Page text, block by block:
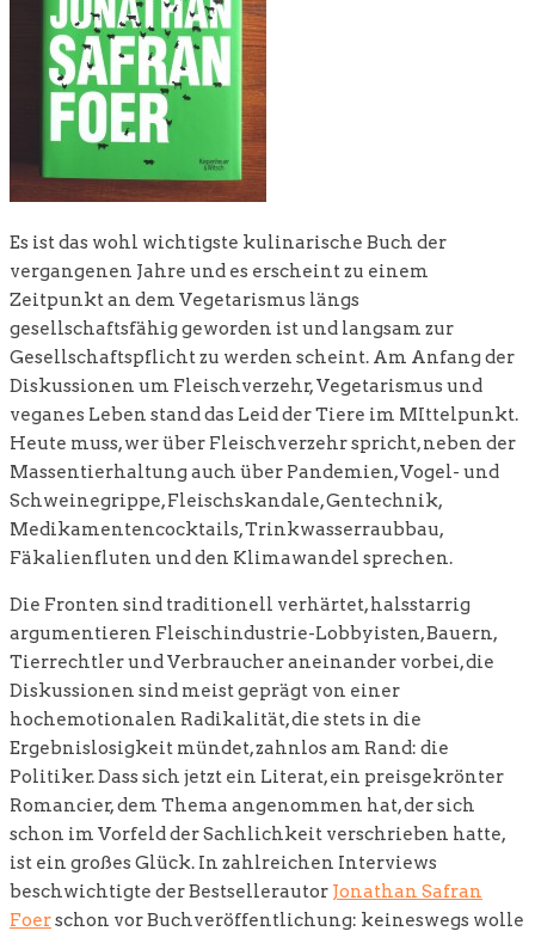
Es ist das wohl wichtigste kulinarische Buch der
vergangenen Jahre und es erscheint zu einem
Zeitpunkt an dem Vegetarismus längs
gesellschaftsfähig geworden ist und langsam zur
Gesellschaftspflicht zu werden scheint. Am Anfang der
Diskussionen um Fleischverzehr, Vegetarismus und
veganes Leben stand das Leid der Tiere im MIttelpunkt.
Heute muss, wer über Fleischverzehr spricht, neben der
Massentierhaltung auch über Pandemien, Vogel- und
Schweinegrippe, Fleischskandale, Gentechnik,
Medikamentencocktails, Trinkwasserraubbau,
Fäkalienfluten und den Klimawandel sprechen.
Die Fronten sind traditionell verhärtet, halsstarrig
argumentieren Fleischindustrie-Lobbyisten, Bauern,
Tierrechtler und Verbraucher aneinander vorbei, die
Diskussionen sind meist geprägt von einer
hochemotionalen Radikalität, die stets in die
Ergebnislosigkeit mündet, zahnlos am Rand: die
Politiker. Dass sich jetzt ein Literat, ein preisgekrönter
Romancier, dem Thema angenommen hat, der sich
schon im Vorfeld der Sachlichkeit verschrieben hatte,
ist ein großes Glück. In zahlreichen Interviews
beschwichtigte der Bestsellerautor Jonathan Safran
Foerschon vor Buchveröffentlichung: keineswegs wolle